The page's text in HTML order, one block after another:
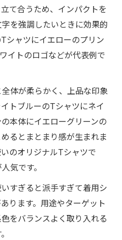
て合うため、インパクトを
を強調したいときに効果的
シャツにイエローのプリン
イトのロゴなどが代表例で
体が柔らかく、上品な印象
トブルーのTシャツにネイ
本体にイエローグリーンの
るとまとまり感が生まれま
のオリジナルTシャツで
気です。
すぎると派手すぎて着用シ
ります。用途やターゲット
をバランスよく取り入れる